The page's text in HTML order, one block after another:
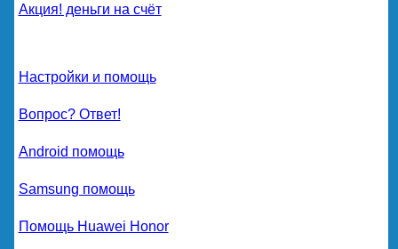
Акция! деньги на счёт
Настройки и помощь
Вопрос? Ответ!
Android помощь
Samsung помощь
Помощь Huawei Honor